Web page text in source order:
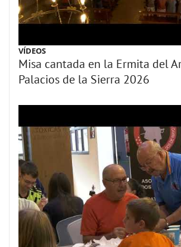
VÍDEOS
Misa cantada en la Ermita del
Palacios de la Sierra 2026